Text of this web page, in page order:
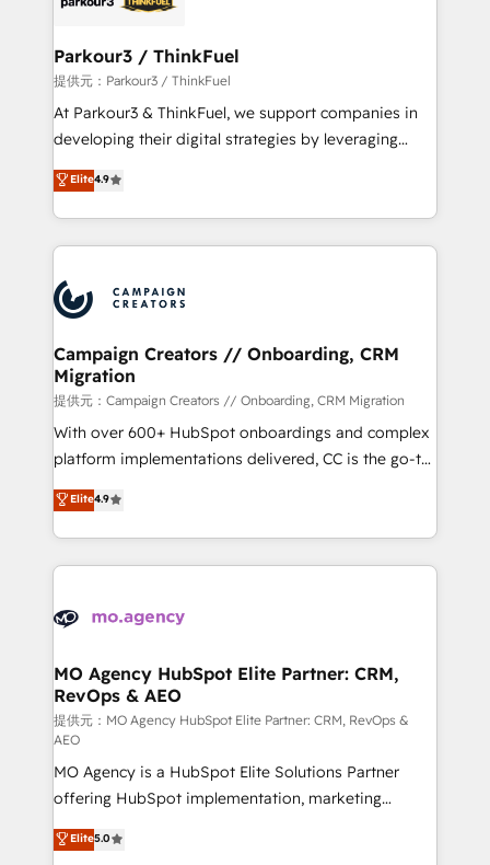
companies scale faster and smarter. 🔹 BOOMS:
Demand generation for all your buyers With BOOMS,
you invest in 100% of your buyers, accelerating your
growth and positioning yourself as an undisputed
transformation process A methodology designed to
implement HubSpot effectively and optimize your
record of business transformation, our growth-first
approach has helped brands dominate their
Parkour3 / ThinkFuel
提供元：Parkour3 / ThinkFuel
At Parkour3 & ThinkFuel, we support companies in
developing their digital strategies by leveraging
technologies and automating their marketing and
sales processes to generate growth. Our offer spans
from Strategy to Operations. We specialize in CRM
onboarding and implementation, web design, sales
extensive experience working with tech companies
and manufacturers since 2002, we are committed to
empowering our clients and developing their
autonomy. Get to grips with HubSpot through
guided implementation and seamless integration of
the CRM platform into your digital ecosystem. Would
you like support in deploying your inbound
to your needs and sales objectives. With 125+
certifications, we are part of the most certified
services are offered in both English & French.
Elite4.9
Campaign Creators // Onboarding, CRM
Migration
提供元：Campaign Creators // Onboarding, CRM Migration
With over 600+ HubSpot onboardings and complex
platform implementations delivered, CC is the go-to
Elite Solutions Partner for businesses ready to
migrate, replatform, and scale smarter. We specialize
in high-impact CRM and CMS migrations and
onboarding from platforms like Salesforce, NetSuite,
WordPress and legacy CRMs, turning fragmented
architectures that accelerate revenue operations and
performance. - Multi-object CRM migration, cleanup,
and implementation. - Pre-built and custom
integrations across your full tech stack. - Custom
object setup, CMS builds, and full-funnel automation.
- Dashboards, lifecycle campaigns, and lead
nurturing sequences. - Cross-hub setup across
Marketing, Sales, Operations, and Service Hubs. -
Elite4.9
MO Agency HubSpot Elite Partner: CRM,
RevOps & AEO
提供元：MO Agency HubSpot Elite Partner: CRM, RevOps &
AEO
MO Agency is a HubSpot Elite Solutions Partner
offering HubSpot implementation, marketing
automation, CRM and RevOps consulting, data
architecture, sales enablement, lifecycle automation,
Elite5.0